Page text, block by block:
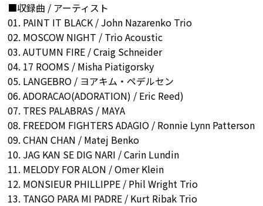
■収録曲 / アーティスト
01. PAINT IT BLACK / John Nazarenko Trio
02. MOSCOW NIGHT / Trio Acoustic
03. AUTUMN FIRE / Craig Schneider
04. 17 ROOMS / Misha Piatigorsky
05. LANGEBRO / ヨアキム・ペデルセン
06. ADORACAO(ADORATION) / Eric Reed)
07. TRES PALABRAS / MAYA
08. FREEDOM FIGHTERS ADAGIO / Ronnie Lynn Patterson
09. CHAN CHAN / Matej Benko
10. JAG KAN SE DIG NARI / Carin Lundin
11. MELODY FOR ALON / Omer Klein
12. MONSIEUR PHILLIPPE / Phil Wright Trio
13. TANGO PARA MI PADRE / Kurt Ribak Trio